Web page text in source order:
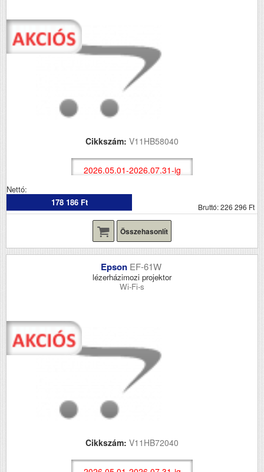
Cikkszám: V11HB58040
2026.05.01-2026.07.31-ig
Nettó:
178 186 Ft
Bruttó: 226 296 Ft
Összehasonlít
Epson EF-61W
lézerházimozi projektor
Wi-Fi-s
Cikkszám: V11HB72040